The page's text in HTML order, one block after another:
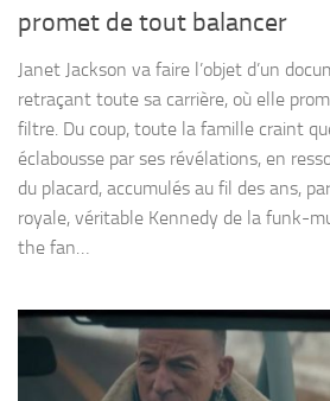
promet de tout balancer
Janet Jackson va faire l’objet d’un
retraçant toute sa carrière, où elle
filtre. Du coup, toute la famille craint
éclabousse par ses révélations, en
du placard, accumulés au fil des ans,
royale, véritable Kennedy de la funk-
the fan…